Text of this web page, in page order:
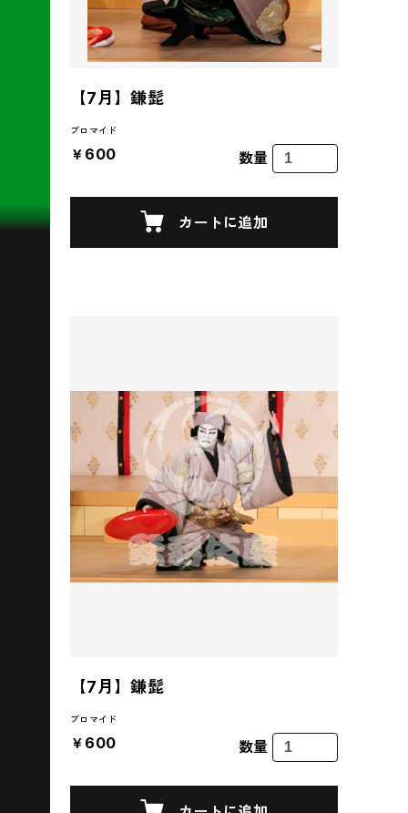
【7月】鎌髭
ブロマイド
￥600 数量
カートに追加
【7月】鎌髭
ブロマイド
￥600 数量